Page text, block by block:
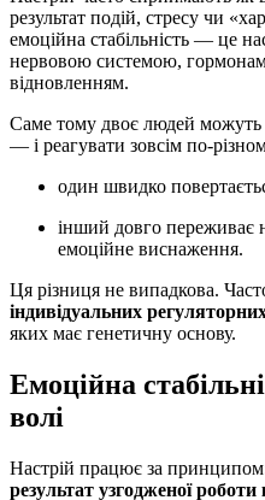
результат подій, стресу чи
емоційна стабільність — це
нервовою системою,
відновленням.
Саме тому двоє людей
— і реагувати зовсім по-
один швидко
інший довго переживає
емоційне виснаження.
Ця різниця не випадкова.
індивідуальних
яких має генетичну основу.
Емоційна
волі
Настрій працює за
результат узгодженої роботи